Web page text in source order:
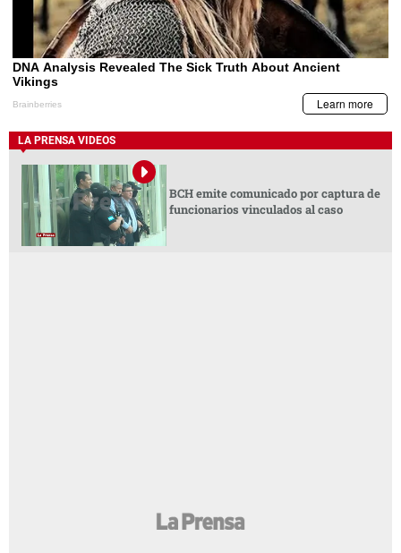
LA PRENSA VIDEOS
BCH emite comunicado por captura de
funcionarios vinculados al caso